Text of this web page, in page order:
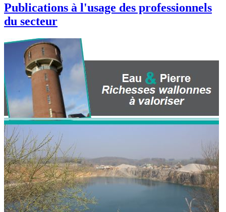
Publications à l'usage des professionnels
du secteur